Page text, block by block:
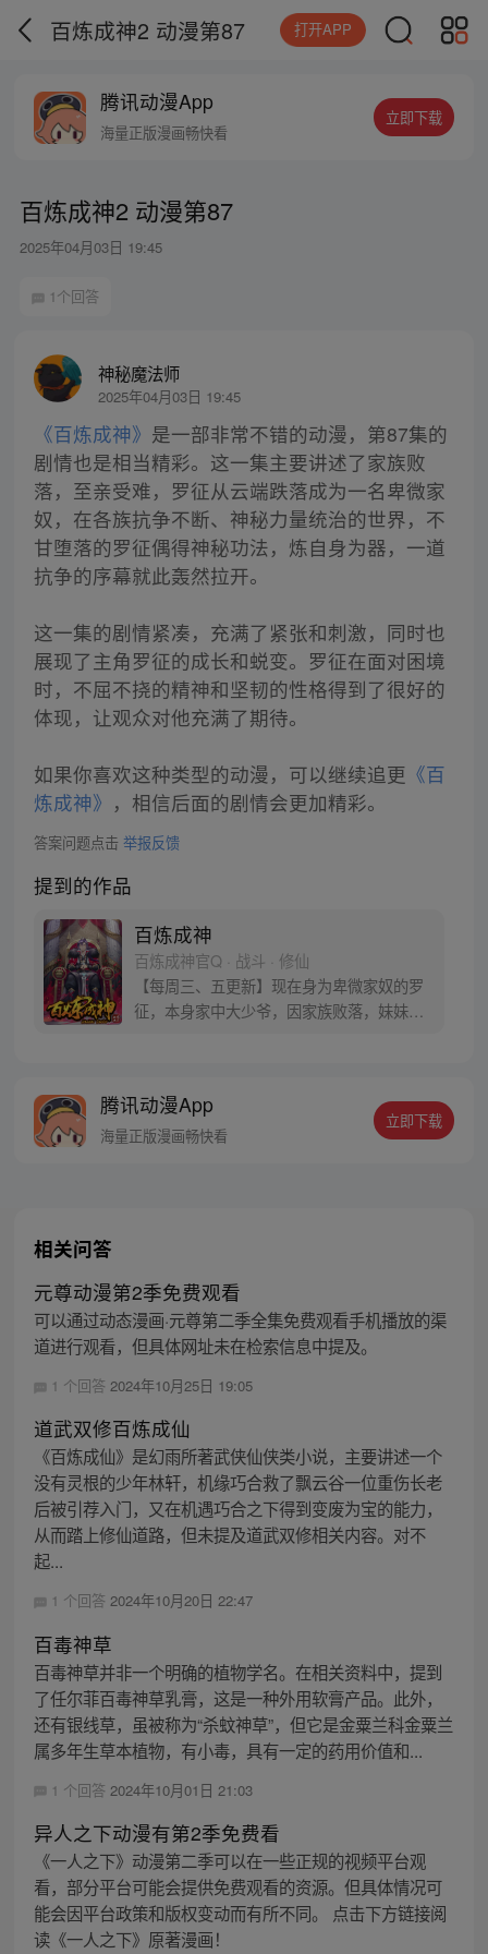
百炼成神2 动漫第87 打开APP
腾讯动漫App
海量正版漫画畅快看
立即下载
百炼成神2 动漫第87
2025年04月03日 19:45
1个回答
神秘魔法师
2025年04月03日 19:45
《百炼成神》 是一部非常不错的动漫，第87集的
剧情也是相当精彩。这一集主要讲述了家族败
落，至亲受难，罗征从云端跌落成为一名卑微家
奴，在各族抗争不断、神秘力量统治的世界，不
甘堕落的罗征偶得神秘功法，炼自身为器，一道
抗争的序幕就此轰然拉开。
这一集的剧情紧凑，充满了紧张和刺激，同时也
展现了主角罗征的成长和蜕变。罗征在面对困境
时，不屈不挠的精神和坚韧的性格得到了很好的
体现，让观众对他充满了期待。
如果你喜欢这种类型的动漫，可以继续追更 《百
炼成神》 ，相信后面的剧情会更加精彩。
答案问题点击 举报反馈
提到的作品
百炼成神
百炼成神官Q · 战斗 · 修仙
【每周三、五更新】现在身为卑微家奴的罗
征，本身家中大少爷，因家族败落，妹妹被
后的神秘力量到底是什么？参与周边活动请
加QQ粉丝群，关注微信公众号燃哉家族
腾讯动漫App
海量正版漫画畅快看
立即下载
相关问答
元尊动漫第2季免费观看
可以通过动态漫画·元尊第二季全集免费观看手机播放的渠
道进行观看，但具体网址未在检索信息中提及。
1 个回答 2024年10月25日 19:05
道武双修百炼成仙
《百炼成仙》是幻雨所著武侠仙侠类小说，主要讲述一个
没有灵根的少年林轩，机缘巧合救了飘云谷一位重伤长老
后被引荐入门，又在机遇巧合之下得到变废为宝的能力，
从而踏上修仙道路，但未提及道武双修相关内容。对不
起...
1 个回答 2024年10月20日 22:47
百毒神草
百毒神草并非一个明确的植物学名。在相关资料中，提到
了任尔菲百毒神草乳膏，这是一种外用软膏产品。此外，
还有银线草，虽被称为“杀蚊神草”，但它是金粟兰科金粟兰
属多年生草本植物，有小毒，具有一定的药用价值和...
1 个回答 2024年10月01日 21:03
异人之下动漫有第2季免费看
《一人之下》动漫第二季可以在一些正规的视频平台观
看，部分平台可能会提供免费观看的资源。但具体情况可
能会因平台政策和版权变动而有所不同。 点击下方链接阅
读《一人之下》原著漫画！